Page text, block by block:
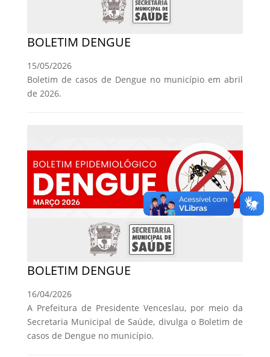
BOLETIM DENGUE
15/05/2026
Boletim de casos de Dengue no município em abril
de 2026.
BOLETIM DENGUE
16/04/2026
A Prefeitura de Presidente Venceslau, por meio da
Secretaria Municipal de Saúde, divulga o Boletim de
casos de Dengue no município.